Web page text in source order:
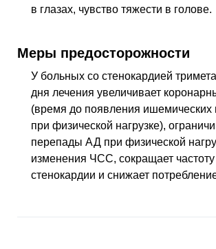
в глазах, чувство тяжести в голове.
Меры предосторожности
У больных со стенокардией
дня лечения увеличивает
(время до появления ишемических
при физической нагрузке),
перепады АД при физической
изменения ЧСС, сокращает
стенокардии и снижает